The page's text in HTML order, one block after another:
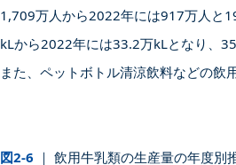
1,709万人から2022年には917万人と
kLから2022年には33.2万kLとなり、
また、ペットボトル清涼飲料などの飲
図2-6 ｜ 飲用牛乳類の生産量の年度別